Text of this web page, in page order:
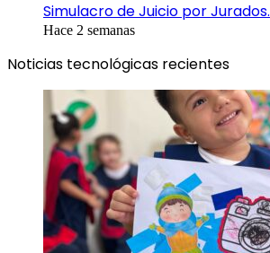
Simulacro de Juicio por Jurados.
Hace 2 semanas
Noticias tecnológicas recientes